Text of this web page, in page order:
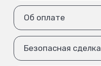
Об оплате
Безопасная сделка